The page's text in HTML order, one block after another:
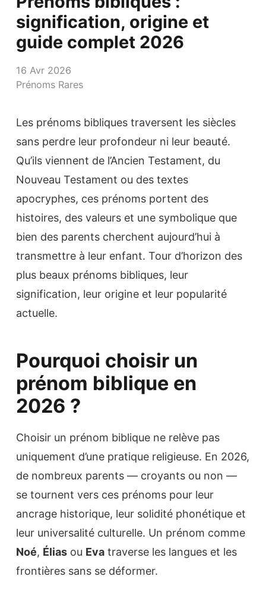
signification, origine et
guide complet 2026
16 Avr 2026
Prénoms Rares
Les prénoms bibliques traversent les siècles
sans perdre leur profondeur ni leur beauté.
Qu’ils viennent de l’Ancien Testament, du
Nouveau Testament ou des textes
apocryphes, ces prénoms portent des
histoires, des valeurs et une symbolique que
bien des parents cherchent aujourd’hui à
transmettre à leur enfant. Tour d’horizon des
plus beaux prénoms bibliques, leur
signification, leur origine et leur popularité
actuelle.
Pourquoi choisir un
prénom biblique en
2026 ?
Choisir un prénom biblique ne relève pas
uniquement d’une pratique religieuse. En 2026,
de nombreux parents — croyants ou non —
se tournent vers ces prénoms pour leur
ancrage historique, leur solidité phonétique et
leur universalité culturelle. Un prénom comme
Noé, Élias ou Eva traverse les langues et les
frontières sans se déformer.